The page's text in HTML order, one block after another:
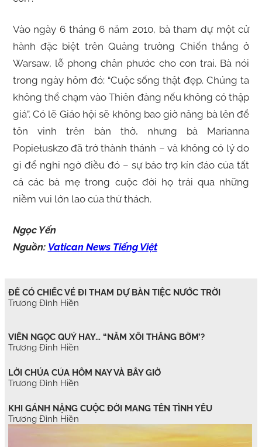
Vào ngày 6 tháng 6 năm 2010, bà tham dự một cử
hành đặc biệt trên Quảng trường Chiến thắng ở
Warsaw, lễ phong chân phước cho con trai. Bà nói
trong ngày hôm đó: “Cuộc sống thật đẹp. Chúng ta
không thể chạm vào Thiên đàng nếu không có thập
giá”. Có lẽ Giáo hội sẽ không bao giờ nâng bà lên để
tôn vinh trên bàn thờ, nhưng bà Marianna
Popiełuskzo đã trở thành thánh – và không có lý do
gì để nghi ngờ điều đó – sự bảo trợ kín đáo của tất
cả các bà mẹ trong cuộc đời họ trải qua những
niềm vui lớn lao của thử thách.
Ngọc Yến
Nguồn: Vatican News Tiếng Việt
ĐỂ CÓ CHIẾC VÉ ĐI THAM DỰ BÀN TIỆC NƯỚC TRỜI
Trương Đình Hiền
VIÊN NGỌC QUÝ HAY… “NẮM XÔI THẰNG BỜM’?
Trương Đình Hiền
LỜI CHÚA CỦA HÔM NAY VÀ BÂY GIỜ
Trương Đình Hiền
KHI GÁNH NẶNG CUỘC ĐỜI MANG TÊN TÌNH YÊU
Trương Đình Hiền